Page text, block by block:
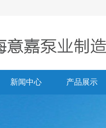
新闻中心 产品展示